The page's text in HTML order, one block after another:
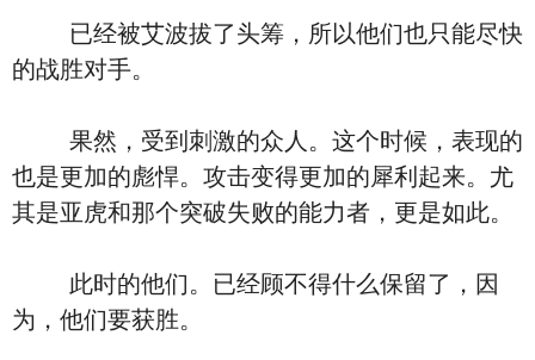
已经被艾波拔了头筹，所以他们也只能尽快
的战胜对手。
果然，受到刺激的众人。这个时候，表现的
也是更加的彪悍。攻击变得更加的犀利起来。尤
其是亚虎和那个突破失败的能力者，更是如此。
此时的他们。已经顾不得什么保留了，因
为，他们要获胜。